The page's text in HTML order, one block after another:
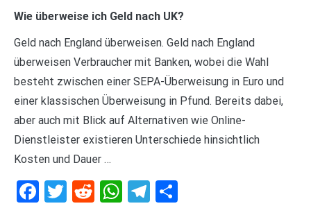
Wie überweise ich Geld nach UK?
Geld nach England überweisen. Geld nach England
überweisen Verbraucher mit Banken, wobei die Wahl
besteht zwischen einer SEPA-Überweisung in Euro und
einer klassischen Überweisung in Pfund. Bereits dabei,
aber auch mit Blick auf Alternativen wie Online-
Dienstleister existieren Unterschiede hinsichtlich
Kosten und Dauer …
Facebook
Twitter
RedditWhatsApp
Telegram